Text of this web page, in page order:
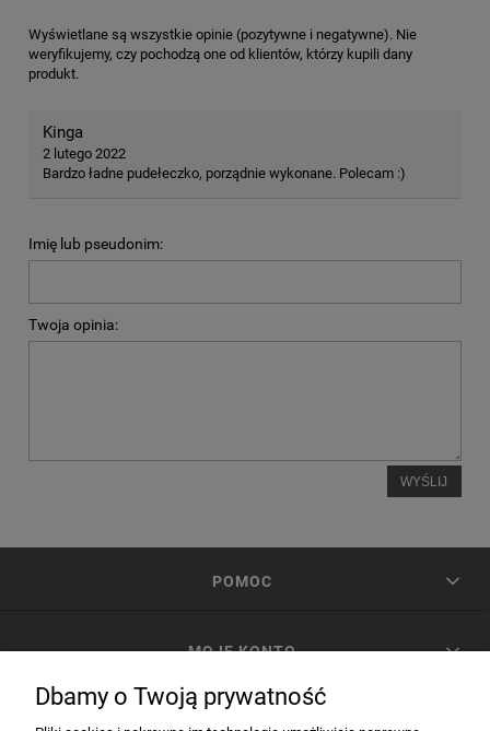
Wyświetlane są wszystkie opinie (pozytywne i negatywne). Nie
weryfikujemy, czy pochodzą one od klientów, którzy kupili dany
produkt.
Kinga
2 lutego 2022
Bardzo ładne pudełeczko, porządnie wykonane. Polecam :)
Imię lub pseudonim:
Twoja opinia:
WYŚLIJ
POMOC
MOJE KONTO
Dbamy o Twoją prywatność